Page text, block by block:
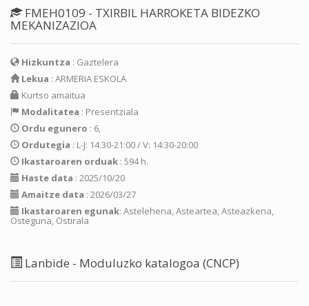
FMEH0109 - TXIRBIL HARROKETA BIDEZKO
MEKANIZAZIOA
Hizkuntza : Gaztelera
Lekua : ARMERIA ESKOLA
Kurtso amaitua
Modalitatea : Presentziala
Ordu egunero : 6,
Ordutegia : L-J: 14:30-21:00 / V: 14:30-20:00
Ikastaroaren orduak : 594 h.
Haste data : 2025/10/20
Amaitze data : 2026/03/27
Ikastaroaren egunak: Astelehena, Asteartea, Asteazkena,
Osteguna, Ostirala
Lanbide - Moduluzko katalogoa (CNCP)